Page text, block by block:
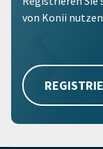
von Konii